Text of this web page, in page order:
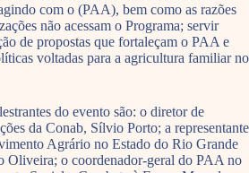
com o (PAA), bem como as razões
não acessam o Programa; servir
de propostas que fortaleçam o PAA e
voltadas para a agricultura familiar no
do evento são: o diretor de
da Conab, Sílvio Porto; a representante
Agrário no Estado do Rio Grande
Oliveira; o coordenador-geral do PAA no